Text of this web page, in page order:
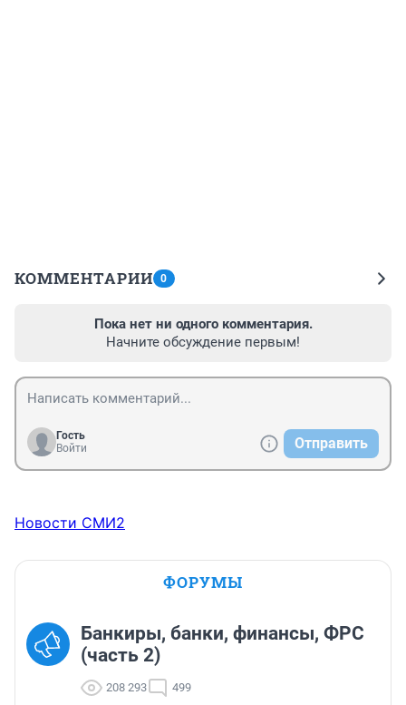
КОММЕНТАРИИ 0
Пока нет ни одного комментария.
Начните обсуждение первым!
Гость
Войти
Отправить
Новости СМИ2
ФОРУМЫ
Банкиры, банки, финансы, ФРС
(часть 2)
208 293 499